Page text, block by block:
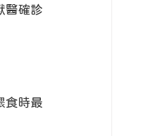
醫確診
食時最